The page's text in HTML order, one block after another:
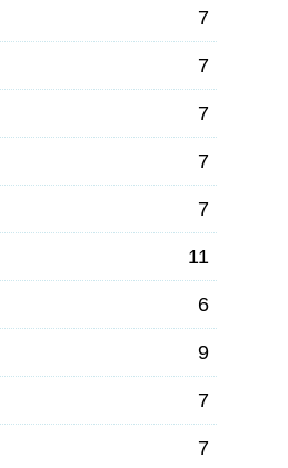
7
7
7
7
7
11
6
9
7
7